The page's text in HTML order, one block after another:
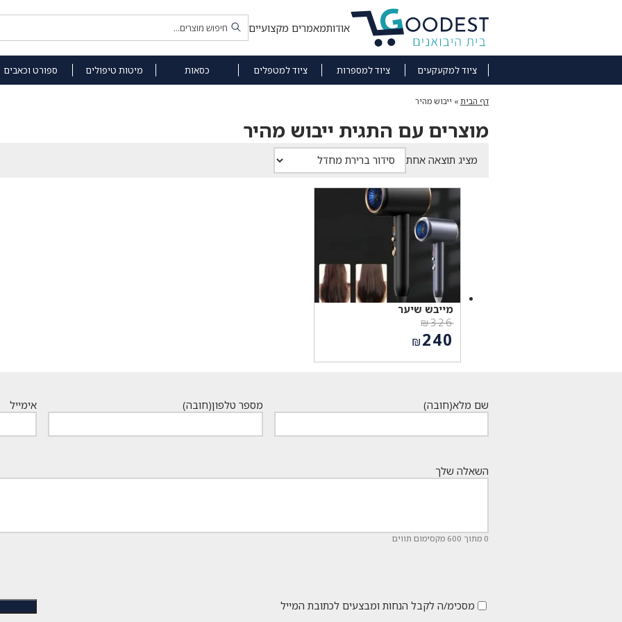
אודותמאמרים מקצועיים
ציוד למקעקעים ציוד למספרות ציוד למטפלים כסאות מיטות טיפולים ספורט וכאבים
דף הבית » ייבוש מהיר
מוצרים עם התגית ייבוש מהיר
מציג תוצאה אחת
מייבש שיער
₪326
המחיר
המקורי
היה:
₪240
שם מלא(חובה) מספר טלפון(חובה) אימייל
השאלה שלך
0 מתוך 600 מקסימום תווים
מסכימ/ה לקבל הנחות ומבצעים לכתובת המייל